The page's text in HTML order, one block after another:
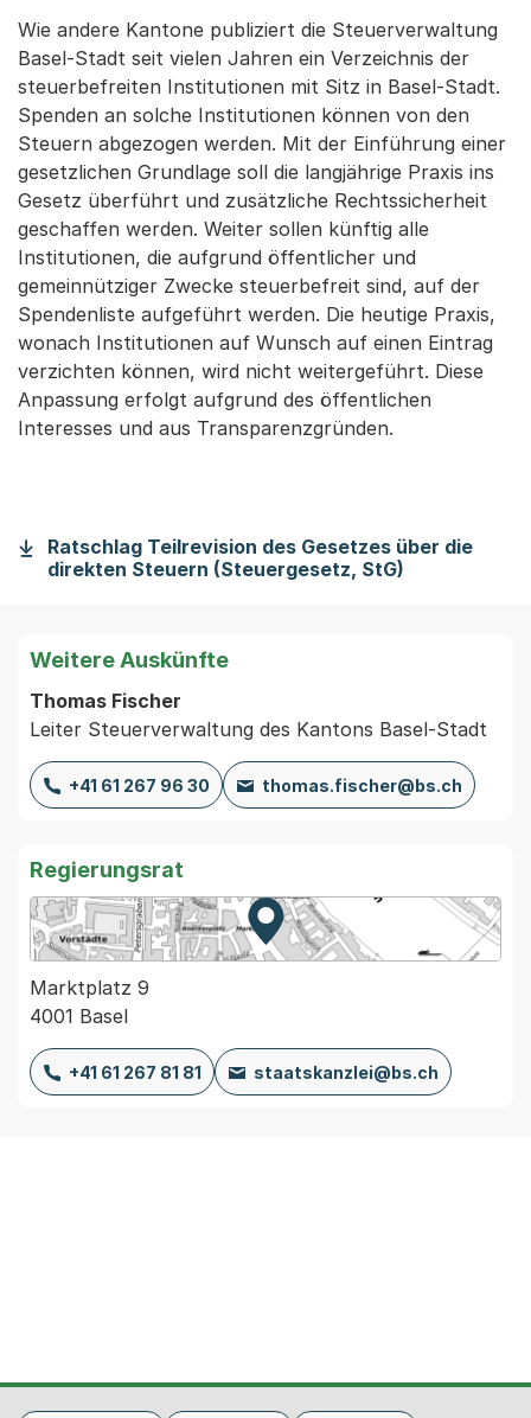
Wie andere Kantone publiziert die Steuerverwaltung
Basel-Stadt seit vielen Jahren ein Verzeichnis der
steuerbefreiten Institutionen mit Sitz in Basel-Stadt.
Spenden an solche Institutionen können von den
Steuern abgezogen werden. Mit der Einführung einer
gesetzlichen Grundlage soll die langjährige Praxis ins
Gesetz überführt und zusätzliche Rechtssicherheit
geschaffen werden. Weiter sollen künftig alle
Institutionen, die aufgrund öffentlicher und
gemeinnütziger Zwecke steuerbefreit sind, auf der
Spendenliste aufgeführt werden. Die heutige Praxis,
wonach Institutionen auf Wunsch auf einen Eintrag
verzichten können, wird nicht weitergeführt. Diese
Anpassung erfolgt aufgrund des öffentlichen
Interesses und aus Transparenzgründen.
Ratschlag Teilrevision des Gesetzes über die
direkten Steuern (Steuergesetz, StG)
Weitere Auskünfte
Thomas Fischer
Leiter Steuerverwaltung des Kantons Basel-Stadt
+41 61 267 96 30 thomas.fischer@bs.ch
Regierungsrat
Zur Karte von MapBS.
Externer Link, wird in einem
Marktplatz 9
4001 Basel
+41 61 267 81 81 staatskanzlei@bs.ch